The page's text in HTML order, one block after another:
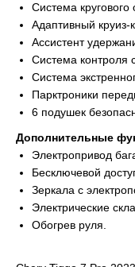
Система кругового
Адаптивный круиз-
Ассистент
Система контроля
Система
Парктроники
6 подушек
Дополнительные
Электропривод
Бесключевой
Зеркала с
Электрические
Обогрев руля.